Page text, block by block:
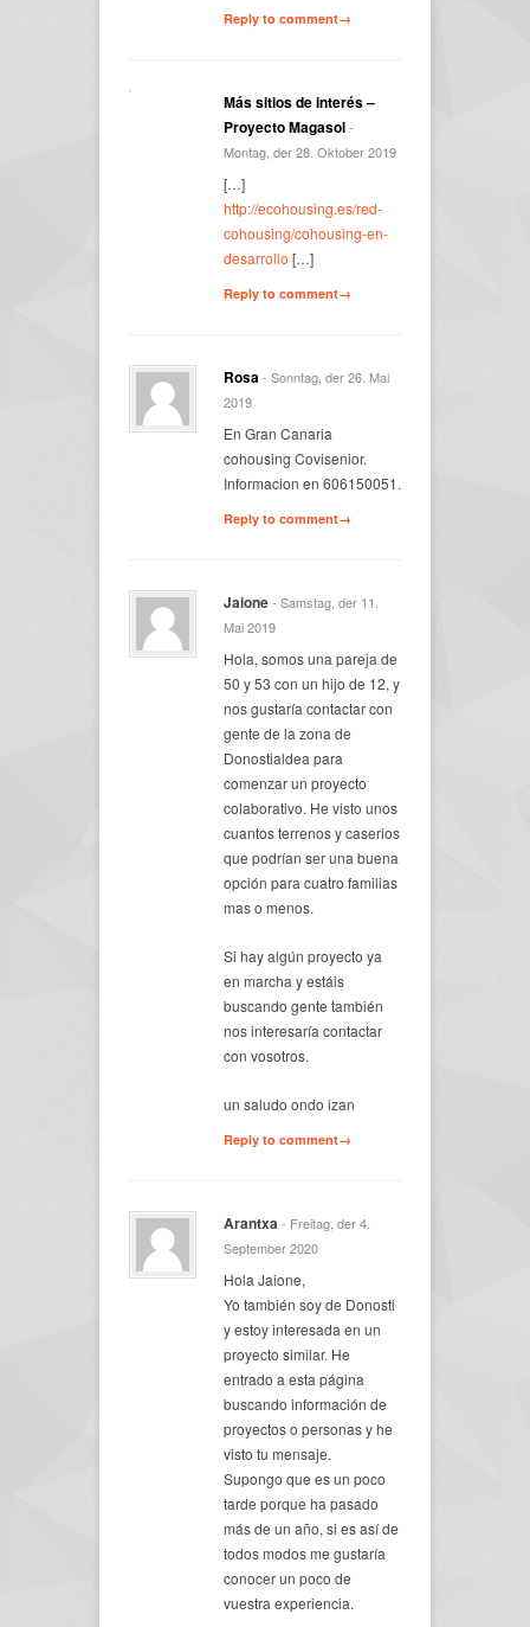
Reply to comment→
Más sitios de interés –
Proyecto Magasol-
Montag, der 28. Oktober 2019
[…]
http://ecohousing.es/red-
cohousing/cohousing-en-
desarrollo […]
Reply to comment→
Rosa- Sonntag, der 26. Mai
2019
En Gran Canaria
cohousing Covisenior.
Informacion en 606150051.
Reply to comment→
Jaione- Samstag, der 11.
Mai 2019
Hola, somos una pareja de
50 y 53 con un hijo de 12, y
nos gustaría contactar con
gente de la zona de
Donostialdea para
comenzar un proyecto
colaborativo. He visto unos
cuantos terrenos y caserios
que podrían ser una buena
opción para cuatro familias
mas o menos.
Si hay algún proyecto ya
en marcha y estáis
buscando gente también
nos interesaría contactar
con vosotros.
un saludo ondo izan
Reply to comment→
Arantxa- Freitag, der 4.
September 2020
Hola Jaione,
Yo también soy de Donosti
y estoy interesada en un
proyecto similar. He
entrado a esta página
buscando información de
proyectos o personas y he
visto tu mensaje.
Supongo que es un poco
tarde porque ha pasado
más de un año, si es así de
todos modos me gustaría
conocer un poco de
vuestra experiencia.